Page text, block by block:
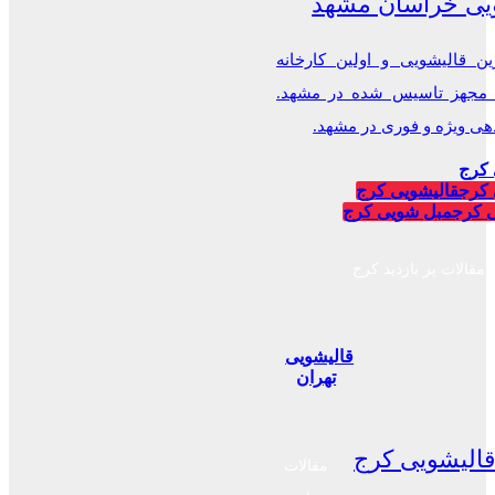
قالیشویی و اولین کارخانه
مجهز تاسیس شده در مشهد.
ویژه و فوری در مشهد.
کرج
کرجقالیشویی کرج
کرجمبل شویی کرج
کرج
قالیشویی
تهران